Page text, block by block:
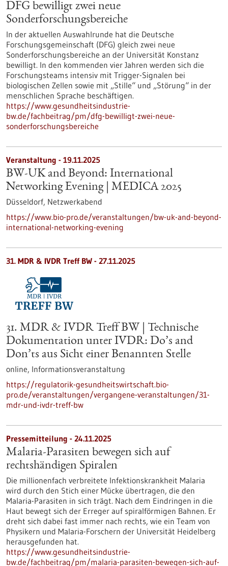
DFG bewilligt zwei neue
Sonderforschungsbereiche
In der aktuellen Auswahlrunde hat die Deutsche
Forschungsgemeinschaft (DFG) gleich zwei neue
Sonderforschungsbereiche an der Universität Konstanz
bewilligt. In den kommenden vier Jahren werden sich die
Forschungsteams intensiv mit Trigger-Signalen bei
biologischen Zellen sowie mit „Stille“ und „Störung“ in der
menschlichen Sprache beschäftigen.
https://www.gesundheitsindustrie-
bw.de/fachbeitrag/pm/dfg-bewilligt-zwei-neue-
sonderforschungsbereiche
Veranstaltung - 19.11.2025
BW-UK and Beyond: International
Networking Evening | MEDICA 2025
Düsseldorf, Netzwerkabend
https://www.bio-pro.de/veranstaltungen/bw-uk-and-beyond-
international-networking-evening
31. MDR & IVDR Treff BW - 27.11.2025
31. MDR & IVDR Treff BW | Technische
Dokumentation unter IVDR: Do’s and
Don’ts aus Sicht einer Benannten Stelle
online, Informationsveranstaltung
https://regulatorik-gesundheitswirtschaft.bio-
pro.de/veranstaltungen/vergangene-veranstaltungen/31-
mdr-und-ivdr-treff-bw
Pressemitteilung - 24.11.2025
Malaria-Parasiten bewegen sich auf
rechtshändigen Spiralen
Die millionenfach verbreitete Infektionskrankheit Malaria
wird durch den Stich einer Mücke übertragen, die den
Malaria-Parasiten in sich trägt. Nach dem Eindringen in die
Haut bewegt sich der Erreger auf spiralförmigen Bahnen. Er
dreht sich dabei fast immer nach rechts, wie ein Team von
Physikern und Malaria-Forschern der Universität Heidelberg
herausgefunden hat.
https://www.gesundheitsindustrie-
bw.de/fachbeitrag/pm/malaria-parasiten-bewegen-sich-auf-